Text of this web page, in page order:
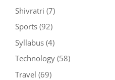
Shivratri (7)
Sports(92)
Syllabus(4)
Technology(58)
Travel (69)